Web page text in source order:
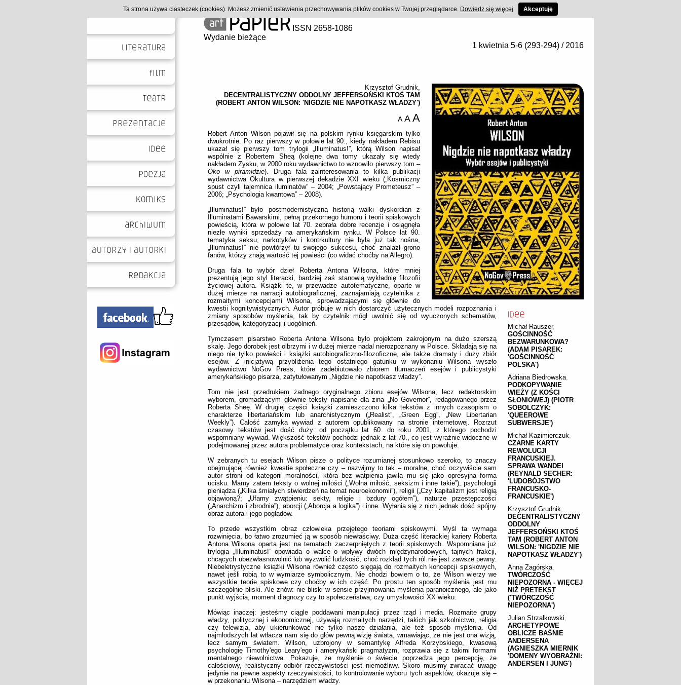
ISSN 2658-1086
Wydanie bieżące
1 kwietnia 5-6 (293-294) / 2016
Michał Rauszer,
GOŚCINNOŚĆ
BEZWARUNKOWA?
(ADAM PISAREK:
'GOŚCINNOŚĆ
POLSKA')
Adriana Biedrowska,
PODKOPYWANIE
WIEŻY (Z KOŚCI
SŁONIOWEJ) (PIOTR
SOBOLCZYK:
'QUEEROWE
SUBWERSJE')
Michał Kazimierczuk,
CZARNE KARTY
REWOLUCJI
FRANCUSKIEJ.
SPRAWA WANDEI
(REYNALD SECHER:
'LUDOBÓJSTWO
FRANCUSKO-
FRANCUSKIE')
Krzysztof Grudnik,
DECENTRALISTYCZNY
ODDOLNY
JEFFERSOŃSKI KTOŚ
TAM (ROBERT ANTON
WILSON: 'NIGDZIE NIE
NAPOTKASZ WŁADZY')
Anna Zagórska,
TWÓRCZOŚĆ
NIEPOZORNA - WIĘCEJ
NIŻ PRETEKST
('TWÓRCZOŚĆ
NIEPOZORNA')
Julian Strzałkowski,
ARCHETYPOWE
OBLICZE BAŚNIE
ANDERSENA
(AGNIESZKA MIERNIK
'DOMENY WYOBRAŹNI:
ANDERSEN I JUNG')
Krzysztof Grudnik,
DECENTRALISTYCZNY ODDOLNY JEFFERSOŃSKI KTOŚ TAM
(ROBERT ANTON WILSON: 'NIGDZIE NIE NAPOTKASZ WŁADZY')
A A A
Robert Anton Wilson pojawił się na polskim rynku księgarskim tylko
dwukrotnie. Po raz pierwszy w połowie lat 90., kiedy nakładem Rebisu
ukazał się pierwszy tom trylogii „Illuminatus!”, którą Wilson napisał
wspólnie z Robertem Sheą (kolejne dwa tomy ukazały się wtedy
nakładem Zysku, w 2000 roku wydawnictwo to wznowiło pierwszy tom –
Oko w piramidzie). Druga fala zainteresowania to kilka publikacji
wydawnictwa Okultura w pierwszej dekadzie XXI wieku („Kosmiczny
spust czyli tajemnica iluminatów” – 2004; „Powstający Prometeusz” –
2006; „Psychologia kwantowa” – 2008).
„Illuminatus!” było postmodernistyczną historią walki dyskordian z
Illuminatami Bawarskimi, pełną przekornego humoru i teorii spiskowych
powieścią, która w połowie lat 70. zebrała dobre recenzje i osiągnęła
niezłe wyniki sprzedaży na amerykańskim rynku. W Polsce lat 90.
tematyka seksu, narkotyków i kontrkultury nie była już tak nośna,
„Illuminatus!” nie powtórzył tu swojego sukcesu, choć znalazł grono
fanów, którzy znają wartość tej powieści (co widać choćby na Allegro).
Druga fala to wybór dzieł Roberta Antona Wilsona, które mniej
prezentują jego styl literacki, bardziej zaś stanowią wykładnię filozofii
życiowej autora. Książki te, w przewadze autotematyczne, oparte w
dużej mierze na narracji autobiograficznej, zaznajamiają czytelnika z
rozmaitymi koncepcjami Wilsona, sprowadzającymi się głównie do
kwestii kognitywistycznych. Autor próbuje w nich dostarczyć użytecznych modeli rozpoznania i
zmiany sposobów myślenia, tak by czytelnik mógł uwolnić się od wyuczonych schematów,
przesądów, kategoryzacji i uogólnień.
Tymczasem pisarstwo Roberta Antona Wilsona było projektem zakrojonym na dużo szerszą
skalę. Jego dorobek jest olbrzymi i w dużej mierze nadal nierozpoznany w Polsce. Składają się na
niego nie tylko powieści i książki autobiograficzno-filozoficzne, ale także dramaty i duży zbiór
esejów. Z inicjatywą przybliżenia tego ostatniego gatunku w wykonaniu Wilsona wyszło
wydawnictwo NoGov Press, które zadebiutowało zbiorem tłumaczeń esejów i publicystyki
amerykańskiego pisarza, zatytułowanym „Nigdzie nie napotkasz władzy”.
Tom nie jest przedrukiem żadnego oryginalnego zbioru esejów Wilsona, lecz redaktorskim
wyborem, gromadzącym głównie teksty napisane dla zina „No Governor”, redagowanego przez
Roberta Sheę. W drugiej części książki zamieszczono kilka tekstów z innych czasopism o
charakterze libertariańskim lub anarchistycznym („Realist”, „Green Egg”, „New Libertarian
Weekly”). Całość zamyka wywiad z autorem opublikowany na stronie internetowej. Rozrzut
czasowy tekstów jest dość duży: od początku lat 60. do roku 2001, z którego pochodzi
wspomniany wywiad. Większość tekstów pochodzi jednak z lat 70., co jest wyraźnie widoczne w
podejmowanej przez autora problematyce oraz kontekstach, na które się on powołuje.
W zebranych tu esejach Wilson pisze o polityce rozumianej stosunkowo szeroko, to znaczy
obejmującej również kwestie społeczne czy – nazwijmy to tak – moralne, choć oczywiście sam
autor stroni od kategorii moralności, która bez wątpienia jawiła mu się jako opresyjna forma
ucisku. Mamy zatem teksty o wolnej miłości („Wolna miłość, seksizm i inne takie”), psychologii
pieniądza („Kilka śmiałych stwierdzeń na temat neuroekonomii”), religii („Czy kapitalizm jest religią
objawioną?; „Ufamy zwątpieniu: sekty, religie i bzdury ogółem”), naturze przestępczości
(„Anarchizm i zbrodnia”), aborcji („Aborcja a logika”) i inne. Wyłania się z nich jednak dość spójny
obraz autora i jego poglądów.
To przede wszystkim obraz człowieka przejętego teoriami spiskowymi. Myśl ta wymaga
rozwinięcia, bo łatwo zrozumieć ją w sposób niewłaściwy. Duża część literackiej kariery Roberta
Antona Wilsona oparta jest na tematach zaczerpniętych z teorii spiskowych. Wspomniana już
trylogia „Illuminatus!” opowiada o walce o wpływy dwóch międzynarodowych, tajnych frakcji,
chcących ubezwłasnowolnić lub wyzwolić ludzkość, choć rozkład tych ról nie jest zawsze pewny.
Niebeletrystyczne książki Wilsona również często sięgają do rozmaitych koncepcji spiskowych,
nawet jeśli robią to w wymiarze symbolicznym. Nie chodzi bowiem o to, że Wilson wierzy we
wszystkie teorie spiskowe czy choćby w ich część. Po prostu ten sposób myślenia jest mu
szczególnie bliski. Ale znów: nie bliski w sensie przyjmowania myślenia paranoicznego, ale jako
punkt wyjścia, moment diagnozy czy to społeczeństwa, czy umysłowości XX wieku.
Mówiąc inaczej: jesteśmy ciągle poddawani manipulacji przez rząd i media. Rozmaite grupy
władzy, politycznej i ekonomicznej, używają rozmaitych narzędzi, takich jak szkolnictwo, religia
czy telewizja, aby ukierunkować nie tylko nasze działania, ale też sposób myślenia. Od
najmłodszych lat wtłacza nam się do głów pewną wizję świata, wmawiając, że nie jest ona wizją,
lecz samym światem. Wilson, uzbrojony w semantykę Alfreda Korzybskiego, kwasową
psychologię Timothy'ego Leary'ego i amerykański pragmatyzm, rozprawia się z takimi formami
mentalnego niewolnictwa. Pokazuje, że myślenie o świecie poprzedza jego percepcję, że
całościowy, realistyczny odbiór rzeczywistości jest niemożliwy. Skoro musimy zwracać uwagę
jedynie na pewne aspekty rzeczywistości, to kontrolowanie wyboru tych aspektów, okazuje się –
w przekonaniu Wilsona – narzędziem władzy.
Ta strona używa ciasteczek (cookies). Możesz zmienić ustawienia przechowywania plików cookies w Twojej przeglądarce. Dowiedz się więcej Akceptuję